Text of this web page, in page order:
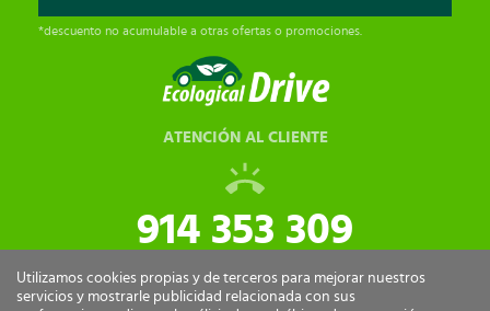
*descuento no acumulable a otras ofertas o promociones.
ATENCIÓN AL CLIENTE
914 353 309
tiendaonline@ecologicaldrive.com
Utilizamos cookies propias y de terceros para mejorar nuestros
servicios y mostrarle publicidad relacionada con sus